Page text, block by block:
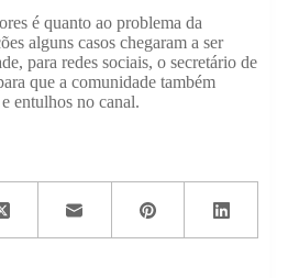
é quanto ao problema da
alguns casos chegaram a ser
para redes sociais, o secretário de
que a comunidade também
entulhos no canal.